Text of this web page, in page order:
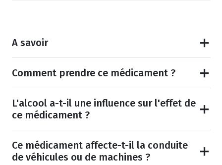
A savoir
Comment prendre ce médicament ?
L'alcool a-t-il une influence sur l'effet de
ce médicament ?
Ce médicament affecte-t-il la conduite
de véhicules ou de machines ?